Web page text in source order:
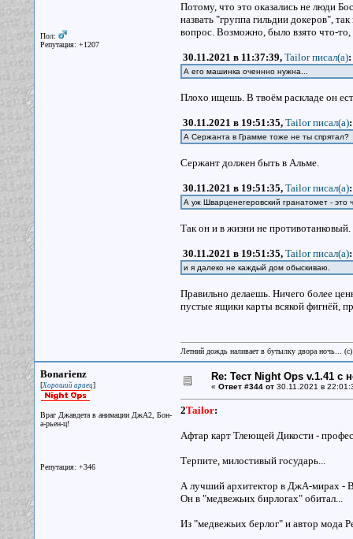
Пол:
Репутация: +1207
Потому, что это оказались не люди
назвать "группа гильдии докеров",
вопрос. Возможно, было взято что-
30.11.2021 в 11:37:39, Tailor писал(a):
А его машинка оченнно нужна...
Плохо ищешь. В твоём раскладе он
30.11.2021 в 19:51:35, Tailor писал(a):
А Сержанта в Грамме тоже не ты спрятал?
Сержант должен быть в Альме.
30.11.2021 в 19:51:35, Tailor писал(a):
А уж Шварценегеровский гранатомет -
Так он и в жизни не противотанковый.
30.11.2021 в 19:51:35, Tailor писал(a):
и я далеко не каждый дом обыскиваю.
Правильно делаешь. Ничего более
пустые ящики карты всякой фигнёй,
Летний дождь наливает в бутылку двора ночь...
Bonarienz
[Хороший ариец]
Враг Джавдета в анимации ДжА2, Бон-
а-рьен-ц!
Репутация: +346
Re: Тест Night Ops v.1.41 с
« Ответ #344 от30.11.2021 в
2Tailor:
Афтар карт Тлеющей Дикости -
Терпите, милостивый государь...
А лучший архитектор в ДжА-мирах -
Он в "медвежьих бирлогах" обитал...
Из "медвежьих берлог" и автор мода